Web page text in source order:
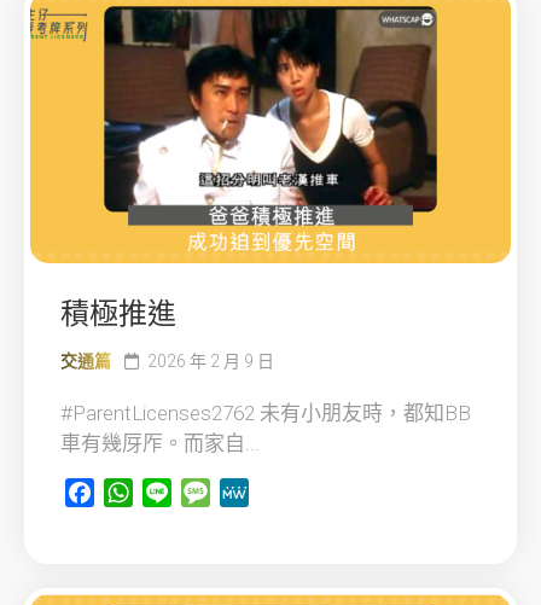
積極推進
交通篇 2026 年 2 月 9 日
#ParentLicenses2762 未有小朋友時，都知BB
車有幾厊厏。而家自...
FacebookWhatsApp
Line Message